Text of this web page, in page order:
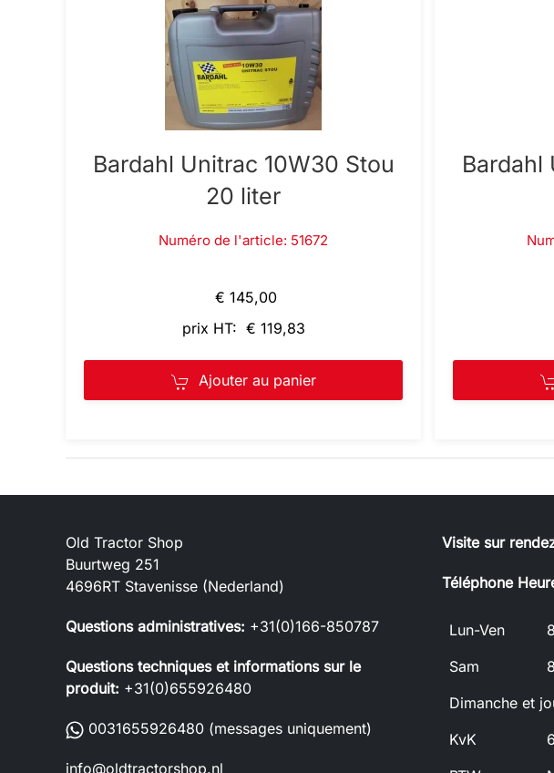
Bardahl Unitrac 10W30 Stou
20 liter
Numéro de l'article: 51672
€ 145,00
prix HT: € 119,83
Ajouter au panier
Bardahl
Old Tractor Shop
Buurtweg 251
4696RT Stavenisse (Nederland)
Questions administratives: +31(0)166-850787
Questions techniques et informations sur le
produit: +31(0)655926480
0031655926480 (messages uniquement)
info@oldtractorshop.nl
Visite sur
Téléphone
Lun-Ven
Sam
Dimanche et
KvK